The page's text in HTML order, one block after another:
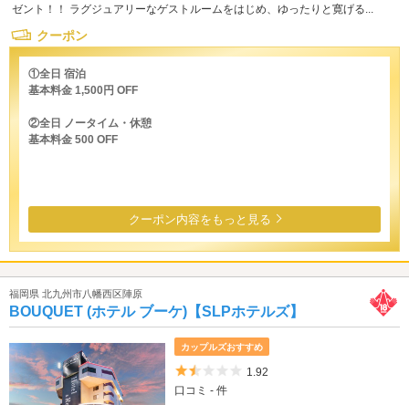
ゼント！！ ラグジュアリーなゲストルームをはじめ、ゆったりと寛げる...
クーポン
①全日 宿泊
基本料金 1,500円 OFF
②全日 ノータイム・休憩
基本料金 500 OFF
クーポン内容をもっと見る
福岡県 北九州市八幡西区陣原
BOUQUET (ホテル ブーケ)【SLPホテルズ】
カップルズおすすめ
5つ星のうち1.5
1.92
口コミ - 件